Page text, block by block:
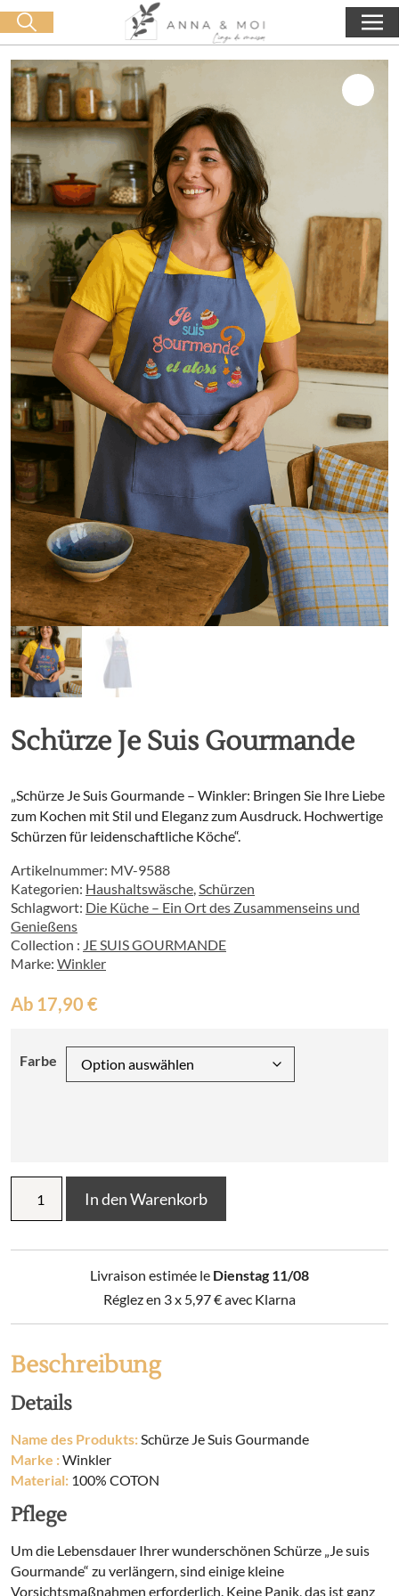
Kostenlose Lieferung ab 60€ Einkauf 0,00€
Schürze Je Suis Gourmande
„Schürze Je Suis Gourmande – Winkler: Bringen Sie Ihre Liebe
zum Kochen mit Stil und Eleganz zum Ausdruck. Hochwertige
Schürzen für leidenschaftliche Köche“.
Artikelnummer: MV-9588
Kategorien: Haushaltswäsche,Schürzen
Schlagwort: Die Küche – Ein Ort des Zusammenseins und
Genießens
Collection : JE SUIS GOURMANDE
Marke: Winkler
Ab 17,90 €
Farbe
Suis
In den Warenkorb
Livraison estimée le Dienstag 11/08
Réglez en 3 x 5,97€avec Klarna
Beschreibung
Details
Name des Produkts:Schürze Je Suis Gourmande
Marke :Winkler
Material: 100% COTON
Pflege
Um die Lebensdauer Ihrer wunderschönen Schürze „Je suis
Gourmande“ zu verlängern, sind einige kleine
Vorsichtsmaßnahmen erforderlich. Keine Panik, das ist ganz